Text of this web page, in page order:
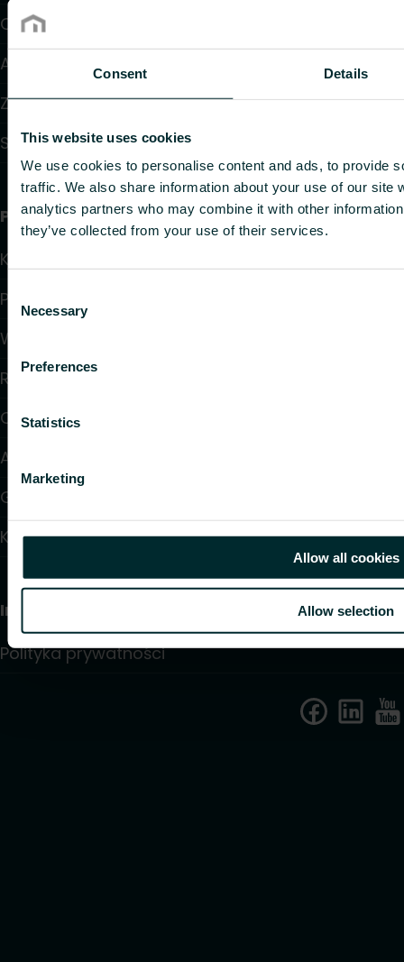
Consent Details
This website uses cookies
We use cookies to personalise content and ads, to provide
traffic. We also share information about your use of our site
analytics partners who may combine it with other
they’ve collected from your use of their services.
Consent
Selection
Necessary
Preferences
Statistics
Marketing
Allow all cookies
Allow selection
Ogrzewanie elektryczne
Automatyka
Zawory i głowice termostatyczne
Systemy instalacyjne
Przydatne linki
Kalkulatory doboru produktów
Pliki do pobrania
Wsparcie
Rozwiązania
O nas
Artykuły
Gdzie kupić
Kontakt
Informacja
Polityka prywatności